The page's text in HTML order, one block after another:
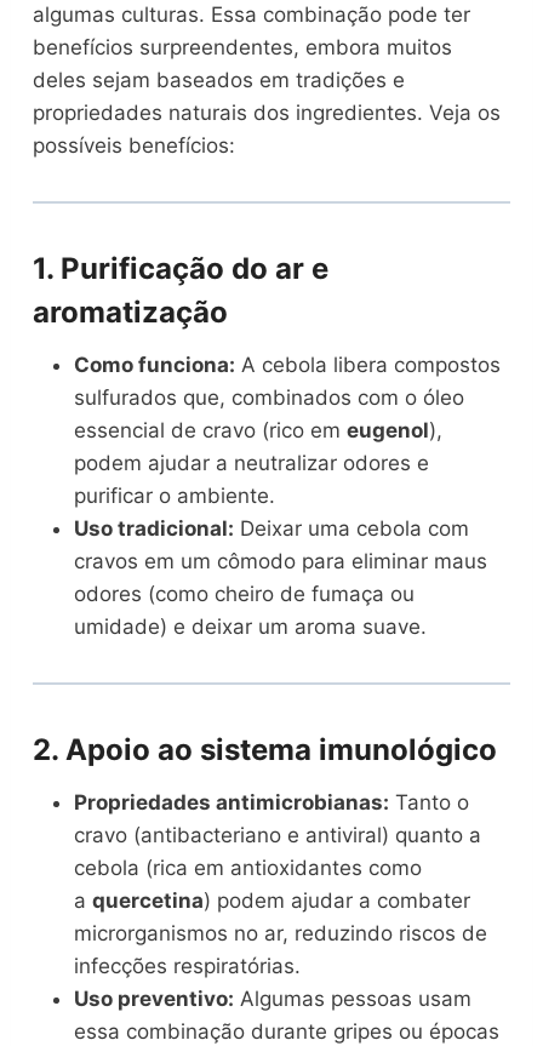
algumas culturas. Essa combinação pode ter
benefícios surpreendentes, embora muitos
deles sejam baseados em tradições e
propriedades naturais dos ingredientes. Veja os
possíveis benefícios:
1. Purificação do ar e
aromatização
Como funciona: A cebola libera compostos
sulfurados que, combinados com o óleo
essencial de cravo (rico emeugenol),
podem ajudar a neutralizar odores e
purificar o ambiente.
Uso tradicional: Deixar uma cebola com
cravos em um cômodo para eliminar maus
odores (como cheiro de fumaça ou
umidade) e deixar um aroma suave.
2. Apoio ao sistema imunológico
Propriedades antimicrobianas: Tanto o
cravo (antibacteriano e antiviral) quanto a
cebola (rica em antioxidantes como
aquercetina) podem ajudar a combater
microrganismos no ar, reduzindo riscos de
infecções respiratórias.
Uso preventivo: Algumas pessoas usam
essa combinação durante gripes ou épocas